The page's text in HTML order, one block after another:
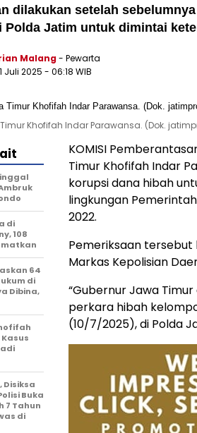
dilakukan setelah
Polda Jatim untuk dimintai
Malang- Pewarta
Juli 2025 - 06:18 WIB
Khofifah Indar Parawansa. (Dok.
KOMISI
Timur Khofifah Indar
korupsi dana hibah
lingkungan
2022.
Pemeriksaan tersebut
Markas Kepolisian
“Gubernur Jawa
perkara hibah
(10/7/2025), di Polda
di
108
64
di
Dibina,
Disiksa
Buka
7 Tahun
di